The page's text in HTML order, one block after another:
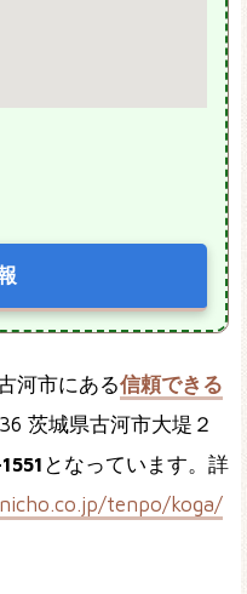
河市にある信頼できる
茨城県古河市大堤２
となっています。詳
tenpo/koga/